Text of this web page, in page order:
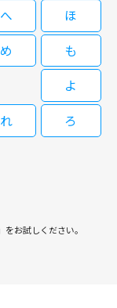
へ
ほ
め
も
よ
れ
ろ
お試しください。